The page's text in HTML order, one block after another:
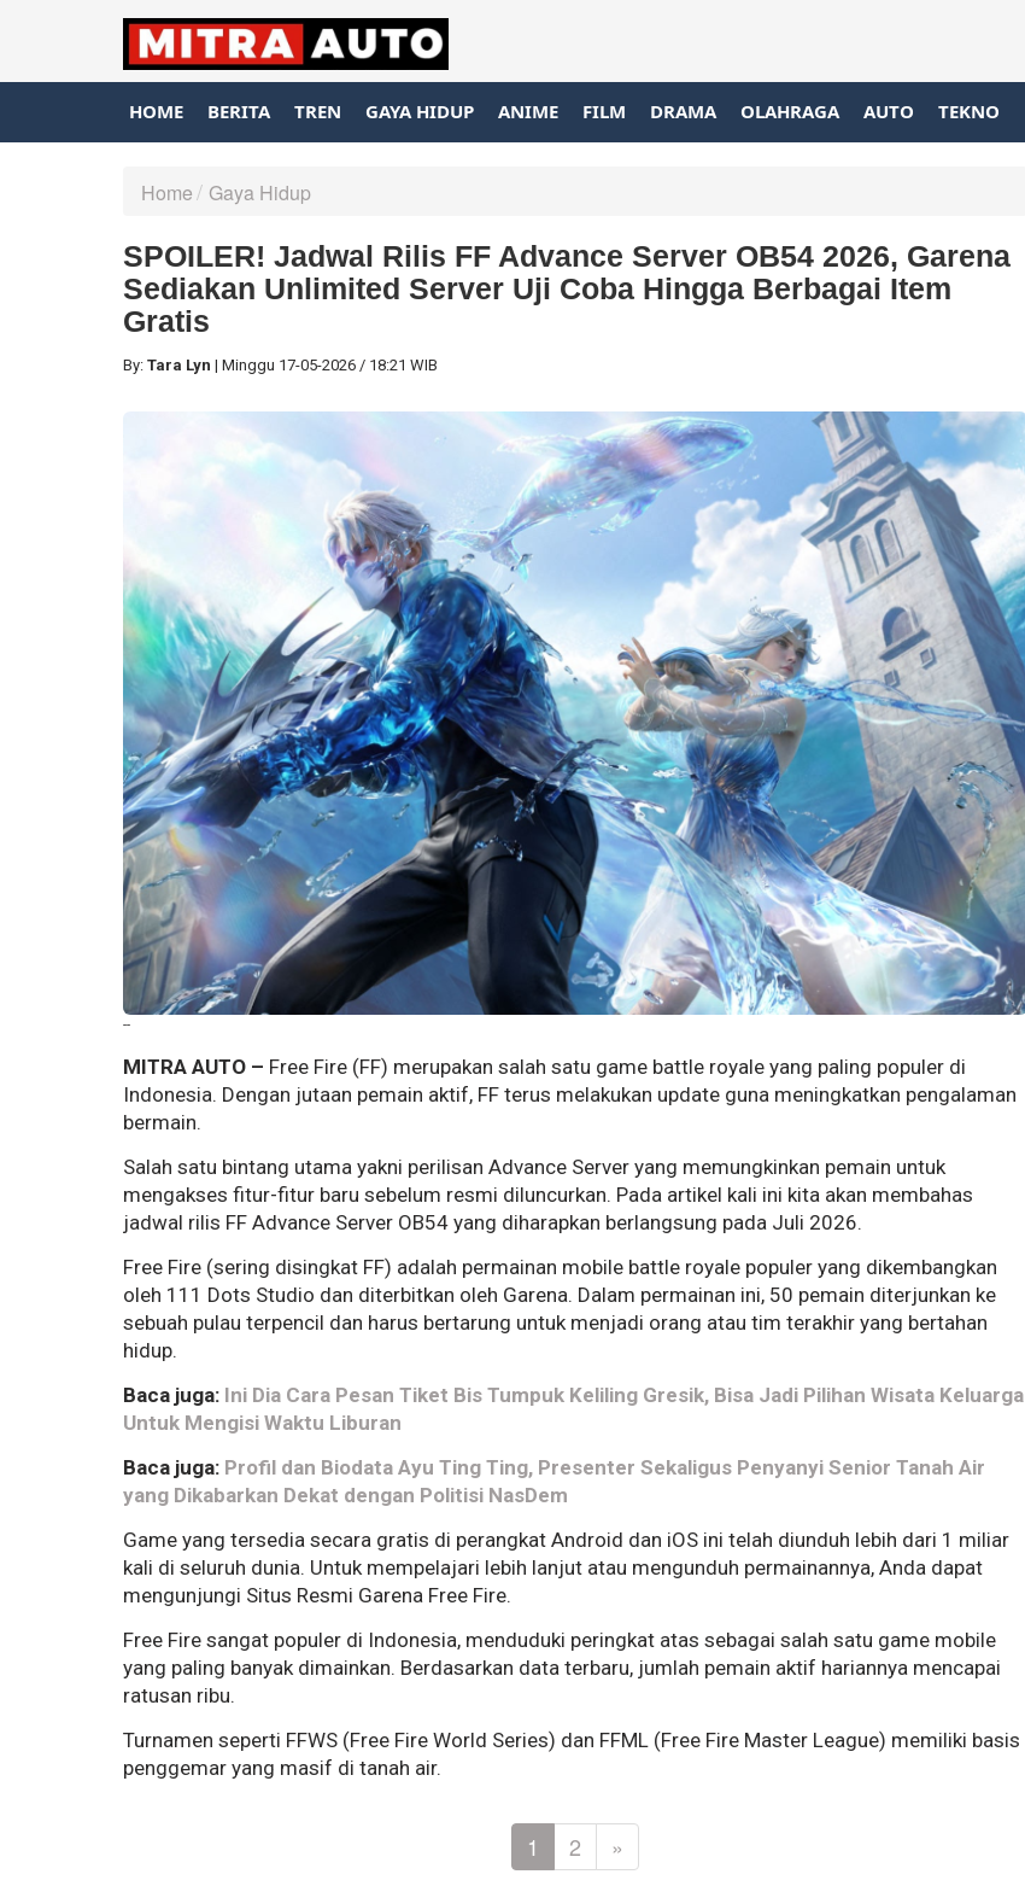
HOME BERITA TREN GAYA HIDUP ANIME FILM DRAMA OLAHRAGA AUTO TEKNO
Home Gaya Hidup
SPOILER! Jadwal Rilis FF Advance Server OB54 2026, Garena
Sediakan Unlimited Server Uji Coba Hingga Berbagai Item
Gratis
By: Tara Lyn | Minggu 17-05-2026 / 18:21 WIB
--
MITRA AUTO – Free Fire (FF) merupakan salah satu game battle royale yang paling populer di
Indonesia. Dengan jutaan pemain aktif, FF terus melakukan update guna meningkatkan pengalaman
bermain.
Salah satu bintang utama yakni perilisan Advance Server yang memungkinkan pemain untuk
mengakses fitur-fitur baru sebelum resmi diluncurkan. Pada artikel kali ini kita akan membahas
jadwal rilis FF Advance Server OB54 yang diharapkan berlangsung pada Juli 2026.
Free Fire (sering disingkat FF) adalah permainan mobile battle royale populer yang dikembangkan
oleh 111 Dots Studio dan diterbitkan oleh Garena. Dalam permainan ini, 50 pemain diterjunkan ke
sebuah pulau terpencil dan harus bertarung untuk menjadi orang atau tim terakhir yang bertahan
hidup.
Baca juga: Ini Dia Cara Pesan Tiket Bis Tumpuk Keliling Gresik, Bisa Jadi Pilihan Wisata Keluarga
Untuk Mengisi Waktu Liburan
Baca juga: Profil dan Biodata Ayu Ting Ting, Presenter Sekaligus Penyanyi Senior Tanah Air
yang Dikabarkan Dekat dengan Politisi NasDem
Game yang tersedia secara gratis di perangkat Android dan iOS ini telah diunduh lebih dari 1 miliar
kali di seluruh dunia. Untuk mempelajari lebih lanjut atau mengunduh permainannya, Anda dapat
mengunjungi Situs Resmi Garena Free Fire.
Free Fire sangat populer di Indonesia, menduduki peringkat atas sebagai salah satu game mobile
yang paling banyak dimainkan. Berdasarkan data terbaru, jumlah pemain aktif hariannya mencapai
ratusan ribu.
Turnamen seperti FFWS (Free Fire World Series) dan FFML (Free Fire Master League) memiliki basis
penggemar yang masif di tanah air.
1 2 »